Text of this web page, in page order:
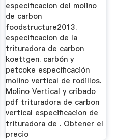
especificacion del molino
de carbon
foodstructure2013.
especificacion de la
trituradora de carbon
koettgen. carbón y
petcoke especificación
molino vertical de rodillos.
Molino Vertical y cribado
pdf trituradora de carbon
vertical especificacion de
trituradora de . Obtener el
precio